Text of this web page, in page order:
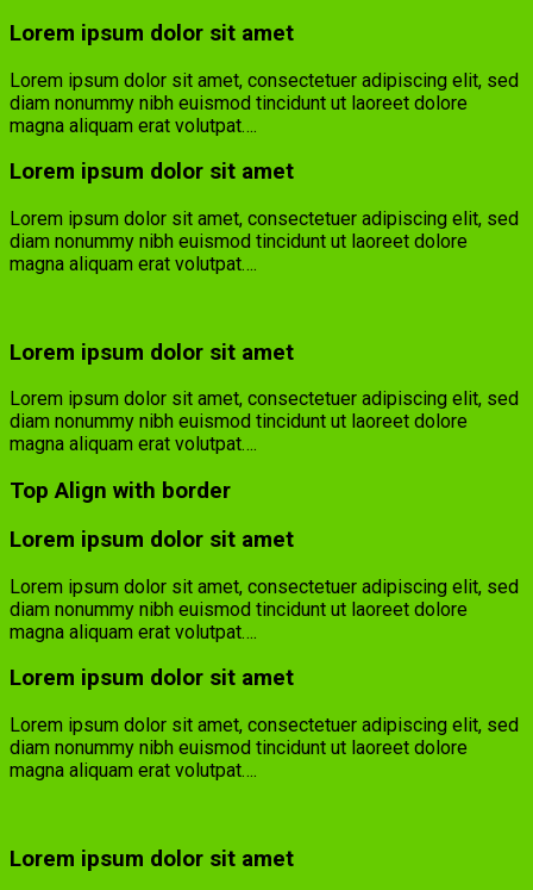
Lorem ipsum dolor sit amet
Lorem ipsum dolor sit amet, consectetuer adipiscing elit, sed
diam nonummy nibh euismod tincidunt ut laoreet dolore
magna aliquam erat volutpat….
Lorem ipsum dolor sit amet
Lorem ipsum dolor sit amet, consectetuer adipiscing elit, sed
diam nonummy nibh euismod tincidunt ut laoreet dolore
magna aliquam erat volutpat….
Lorem ipsum dolor sit amet
Lorem ipsum dolor sit amet, consectetuer adipiscing elit, sed
diam nonummy nibh euismod tincidunt ut laoreet dolore
magna aliquam erat volutpat….
Top Align with border
Lorem ipsum dolor sit amet
Lorem ipsum dolor sit amet, consectetuer adipiscing elit, sed
diam nonummy nibh euismod tincidunt ut laoreet dolore
magna aliquam erat volutpat….
Lorem ipsum dolor sit amet
Lorem ipsum dolor sit amet, consectetuer adipiscing elit, sed
diam nonummy nibh euismod tincidunt ut laoreet dolore
magna aliquam erat volutpat….
Lorem ipsum dolor sit amet